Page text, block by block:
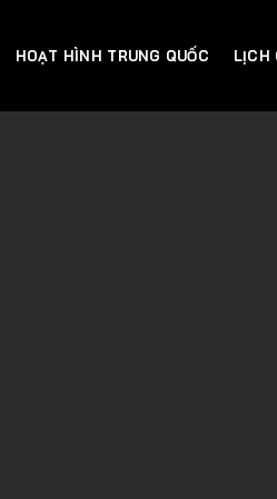
HOẠT HÌNH TRUNG QUỐC LỊCH